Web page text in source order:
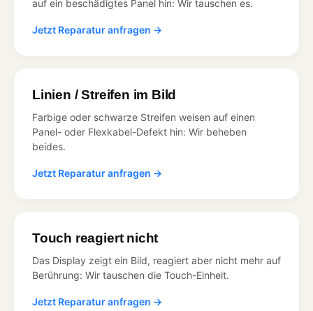
auf ein beschädigtes Panel hin: Wir tauschen es.
Jetzt Reparatur anfragen →
Linien / Streifen im Bild
Farbige oder schwarze Streifen weisen auf einen
Panel- oder Flexkabel-Defekt hin: Wir beheben
beides.
Jetzt Reparatur anfragen →
Touch reagiert nicht
Das Display zeigt ein Bild, reagiert aber nicht mehr auf
Berührung: Wir tauschen die Touch-Einheit.
Jetzt Reparatur anfragen →